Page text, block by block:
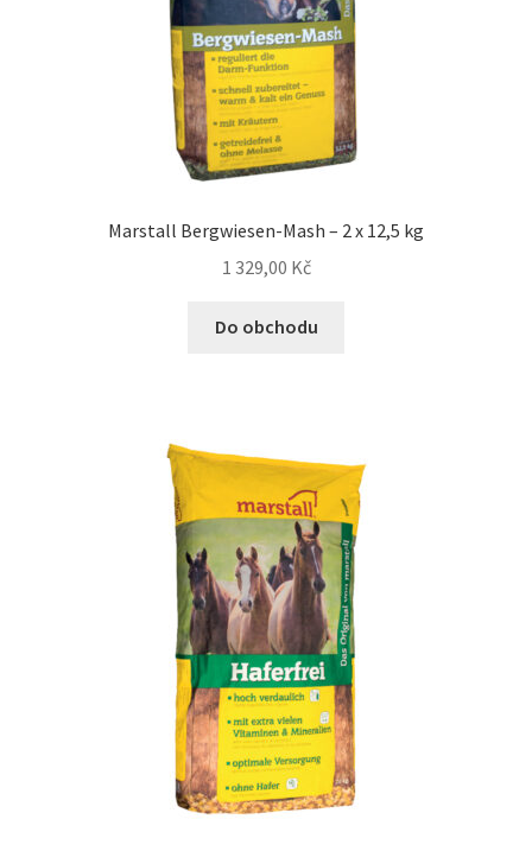
Veterinární dieta pro kočky
Vše pro psy — Krmivo, doplňky, vybavení
Boudy a výběhy
Happy Dog — Německá kvalita a přirozené složení
Konzervy a kapsičky pro psy
N&D Farmina pro psy — Italské holistic krmivo
Oblečky pro psy
Marstall Bergwiesen-Mash – 2 x 12,5 kg
1 329,00 Kč
Do obchodu